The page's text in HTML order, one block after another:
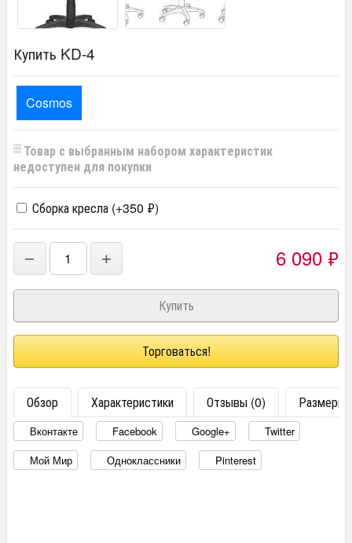
Купить KD-4
Cosmos
Товар с выбранным набором характеристик
недоступен для покупки
Сборка кресла (+350 ₽)
− + 6 090 ₽
Торговаться!
Обзор Характеристики Отзывы (0) Размеры
Вконтакте Facebook Google+
Twitter
Мой Мир
Одноклассники Pinterest